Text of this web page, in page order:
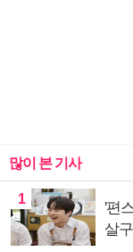
많이 본 기사
1
'편
살